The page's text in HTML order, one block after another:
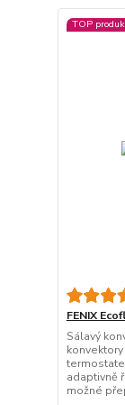
TOP
FENIX
Sálavý
adaptivně
možné